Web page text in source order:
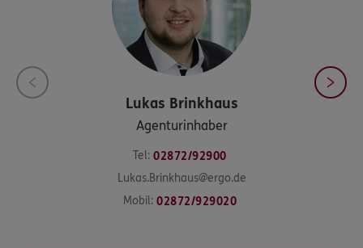
Lukas Brinkhaus
Agenturinhaber
Tel: 02872/92900
Lukas.Brinkhaus@ergo.de
Mobil: 02872/929020